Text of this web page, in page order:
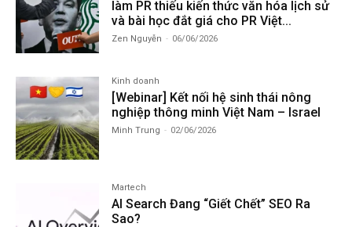
làm PR thiếu kiến thức văn hóa lịch sử
và bài học đắt giá cho PR Việt...
Zen Nguyễn - 06/06/2026
Kinh doanh
[Webinar] Kết nối hệ sinh thái nông
nghiệp thông minh Việt Nam – Israel
Minh Trung - 02/06/2026
Martech
AI Search Đang “Giết Chết” SEO Ra
Sao?